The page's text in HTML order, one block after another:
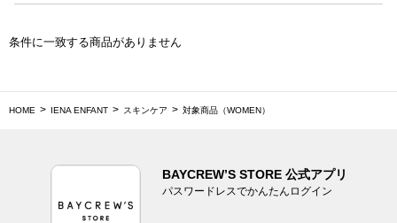
条件に一致する商品がありません
HOME IENA ENFANT スキンケア 対象商品（WOMEN）
BAYCREW’S STORE 公式アプリ
パスワードレスでかんたんログイン